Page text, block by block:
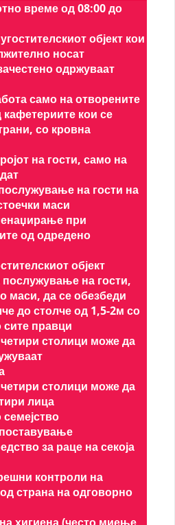
време од 08:00 до
објект кои
носат
одржуваат
само на отворените
кои се
со кровна
на гости, само на
на гости на
маси
при
од одредено
објект
на гости,
маси, да се обезбеди
до столче од 1,5-2м со
правци
столици може да
столици може да
лица
за раце на секоја
контроли на
страна на одговорно